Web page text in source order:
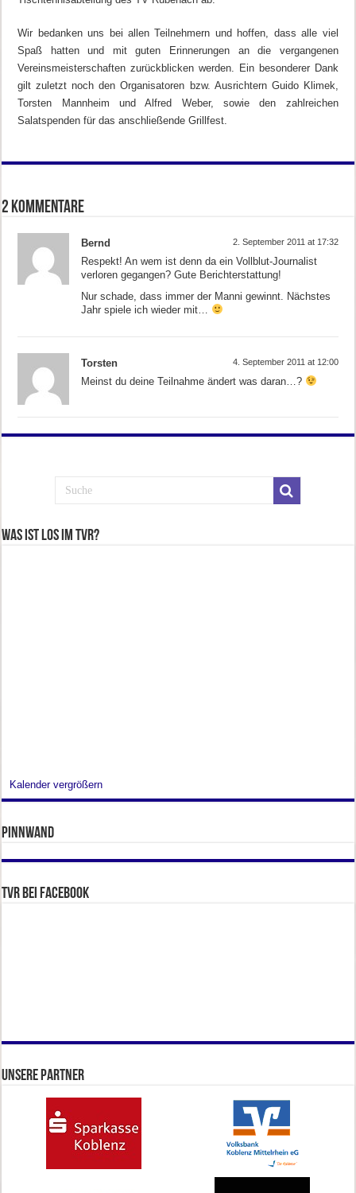
Wir bedanken uns bei allen Teilnehmern und hoffen, dass alle viel
Spaß hatten und mit guten Erinnerungen an die vergangenen
Vereinsmeisterschaften zurückblicken werden. Ein besonderer Dank
gilt zuletzt noch den Organisatoren bzw. Ausrichtern Guido Klimek,
Torsten Mannheim und Alfred Weber, sowie den zahlreichen
Salatspenden für das anschließende Grillfest.
2 Kommentare
Bernd 2. September 2011 at 17:32
Respekt! An wem ist denn da ein Vollblut-Journalist
verloren gegangen? Gute Berichterstattung!
Nur schade, dass immer der Manni gewinnt. Nächstes
Jahr spiele ich wieder mit…
Torsten 4. September 2011 at 12:00
Meinst du deine Teilnahme ändert was daran…?
Was ist los im TVR?
Kalender vergrößern
Pinnwand
TVR bei facebook
Unsere Partner